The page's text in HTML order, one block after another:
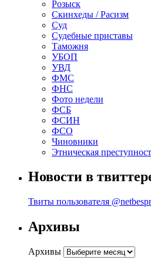
Розыск
Скинхеды / Расизм
Суд
Судебные приставы
Таможня
УБОП
УВД
ФМС
ФНС
Фото недели
ФСБ
ФСИН
ФСО
Чиновники
Этническая
Новости в
Твиты пользователя
Архивы
Архивы